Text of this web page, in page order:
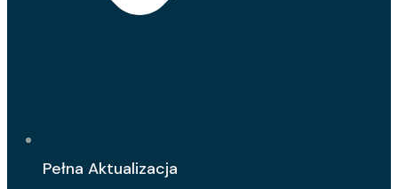
Pełna Aktualizacja